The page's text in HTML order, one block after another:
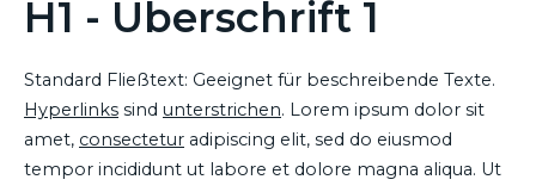
H1 - Überschrift 1
Standard Fließtext: Geeignet für beschreibende Texte.
Hyperlinks sind unterstrichen. Lorem ipsum dolor sit
amet, consectetur adipiscing elit, sed do eiusmod
tempor incididunt ut labore et dolore magna aliqua. Ut